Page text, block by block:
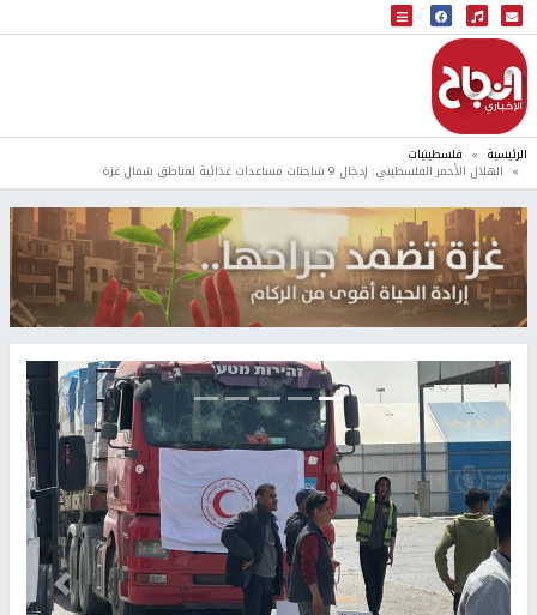
البث المباشر
إذاعة النجاح
الرئيسية فلسطينيات
الهلال الأحمر الفلسطيني: إدخال 9 شاحنات مساعدات غذائية لمناطق شمال غزة
Previous التالي